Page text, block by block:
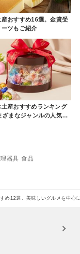
おすすめ16選。金賞受
ツもご紹介
産おすすめランキング
ざまなジャンルの人気…
器具 食品
め12選。美味しいグルメを中心